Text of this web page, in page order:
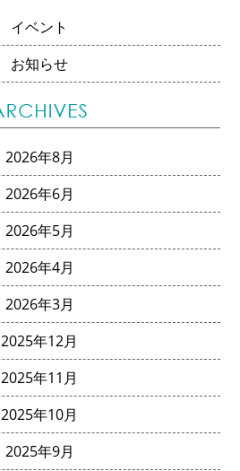
イベント
お知らせ
2026年8月
2026年6月
2026年5月
2026年4月
2026年3月
2025年12月
2025年11月
2025年10月
2025年9月